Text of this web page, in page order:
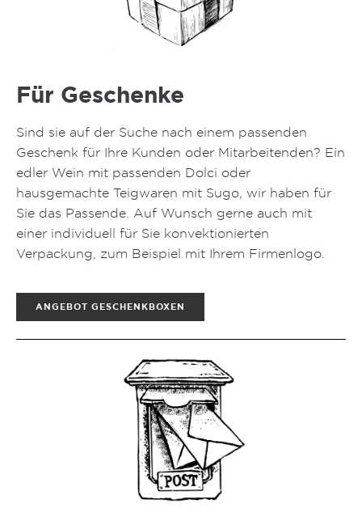
Für Geschenke
Sind sie auf der Suche nach einem passenden
Geschenk für Ihre Kunden oder Mitarbeitenden? Ein
edler Wein mit passenden Dolci oder
hausgemachte Teigwaren mit Sugo, wir haben für
Sie das Passende. Auf Wunsch gerne auch mit
einer individuell für Sie konvektionierten
Verpackung, zum Beispiel mit Ihrem Firmenlogo.
ANGEBOT GESCHENKBOXEN